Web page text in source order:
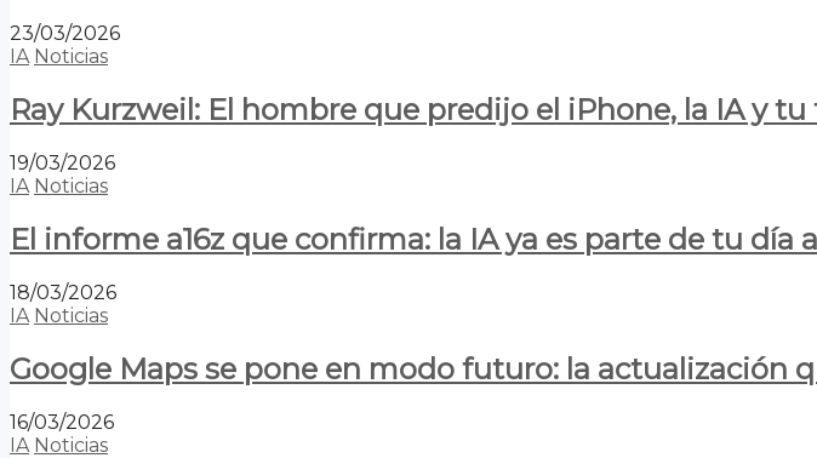
23/03/2026
IA Noticias
Ray Kurzweil: El hombre que predijo el iPhone, la IA y
19/03/2026
IA Noticias
El informe a16z que confirma: la IA ya es parte de tu
18/03/2026
IA Noticias
Google Maps se pone en modo futuro: la actualización
16/03/2026
IA Noticias